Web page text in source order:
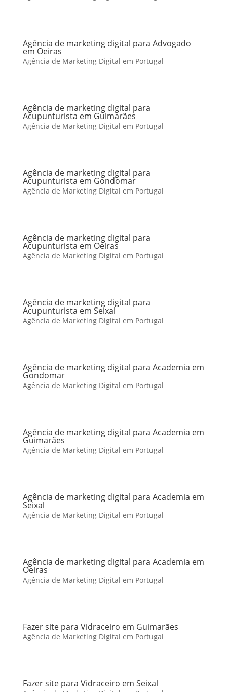
Agência de marketing digital para Advogado
em Oeiras
Agência de Marketing Digital em Portugal
Agência de marketing digital para
Acupunturista em Guimarães
Agência de Marketing Digital em Portugal
Agência de marketing digital para
Acupunturista em Gondomar
Agência de Marketing Digital em Portugal
Agência de marketing digital para
Acupunturista em Oeiras
Agência de Marketing Digital em Portugal
Agência de marketing digital para
Acupunturista em Seixal
Agência de Marketing Digital em Portugal
Agência de marketing digital para Academia em
Gondomar
Agência de Marketing Digital em Portugal
Agência de marketing digital para Academia em
Guimarães
Agência de Marketing Digital em Portugal
Agência de marketing digital para Academia em
Seixal
Agência de Marketing Digital em Portugal
Agência de marketing digital para Academia em
Oeiras
Agência de Marketing Digital em Portugal
Fazer site para Vidraceiro em Guimarães
Agência de Marketing Digital em Portugal
Fazer site para Vidraceiro em Seixal